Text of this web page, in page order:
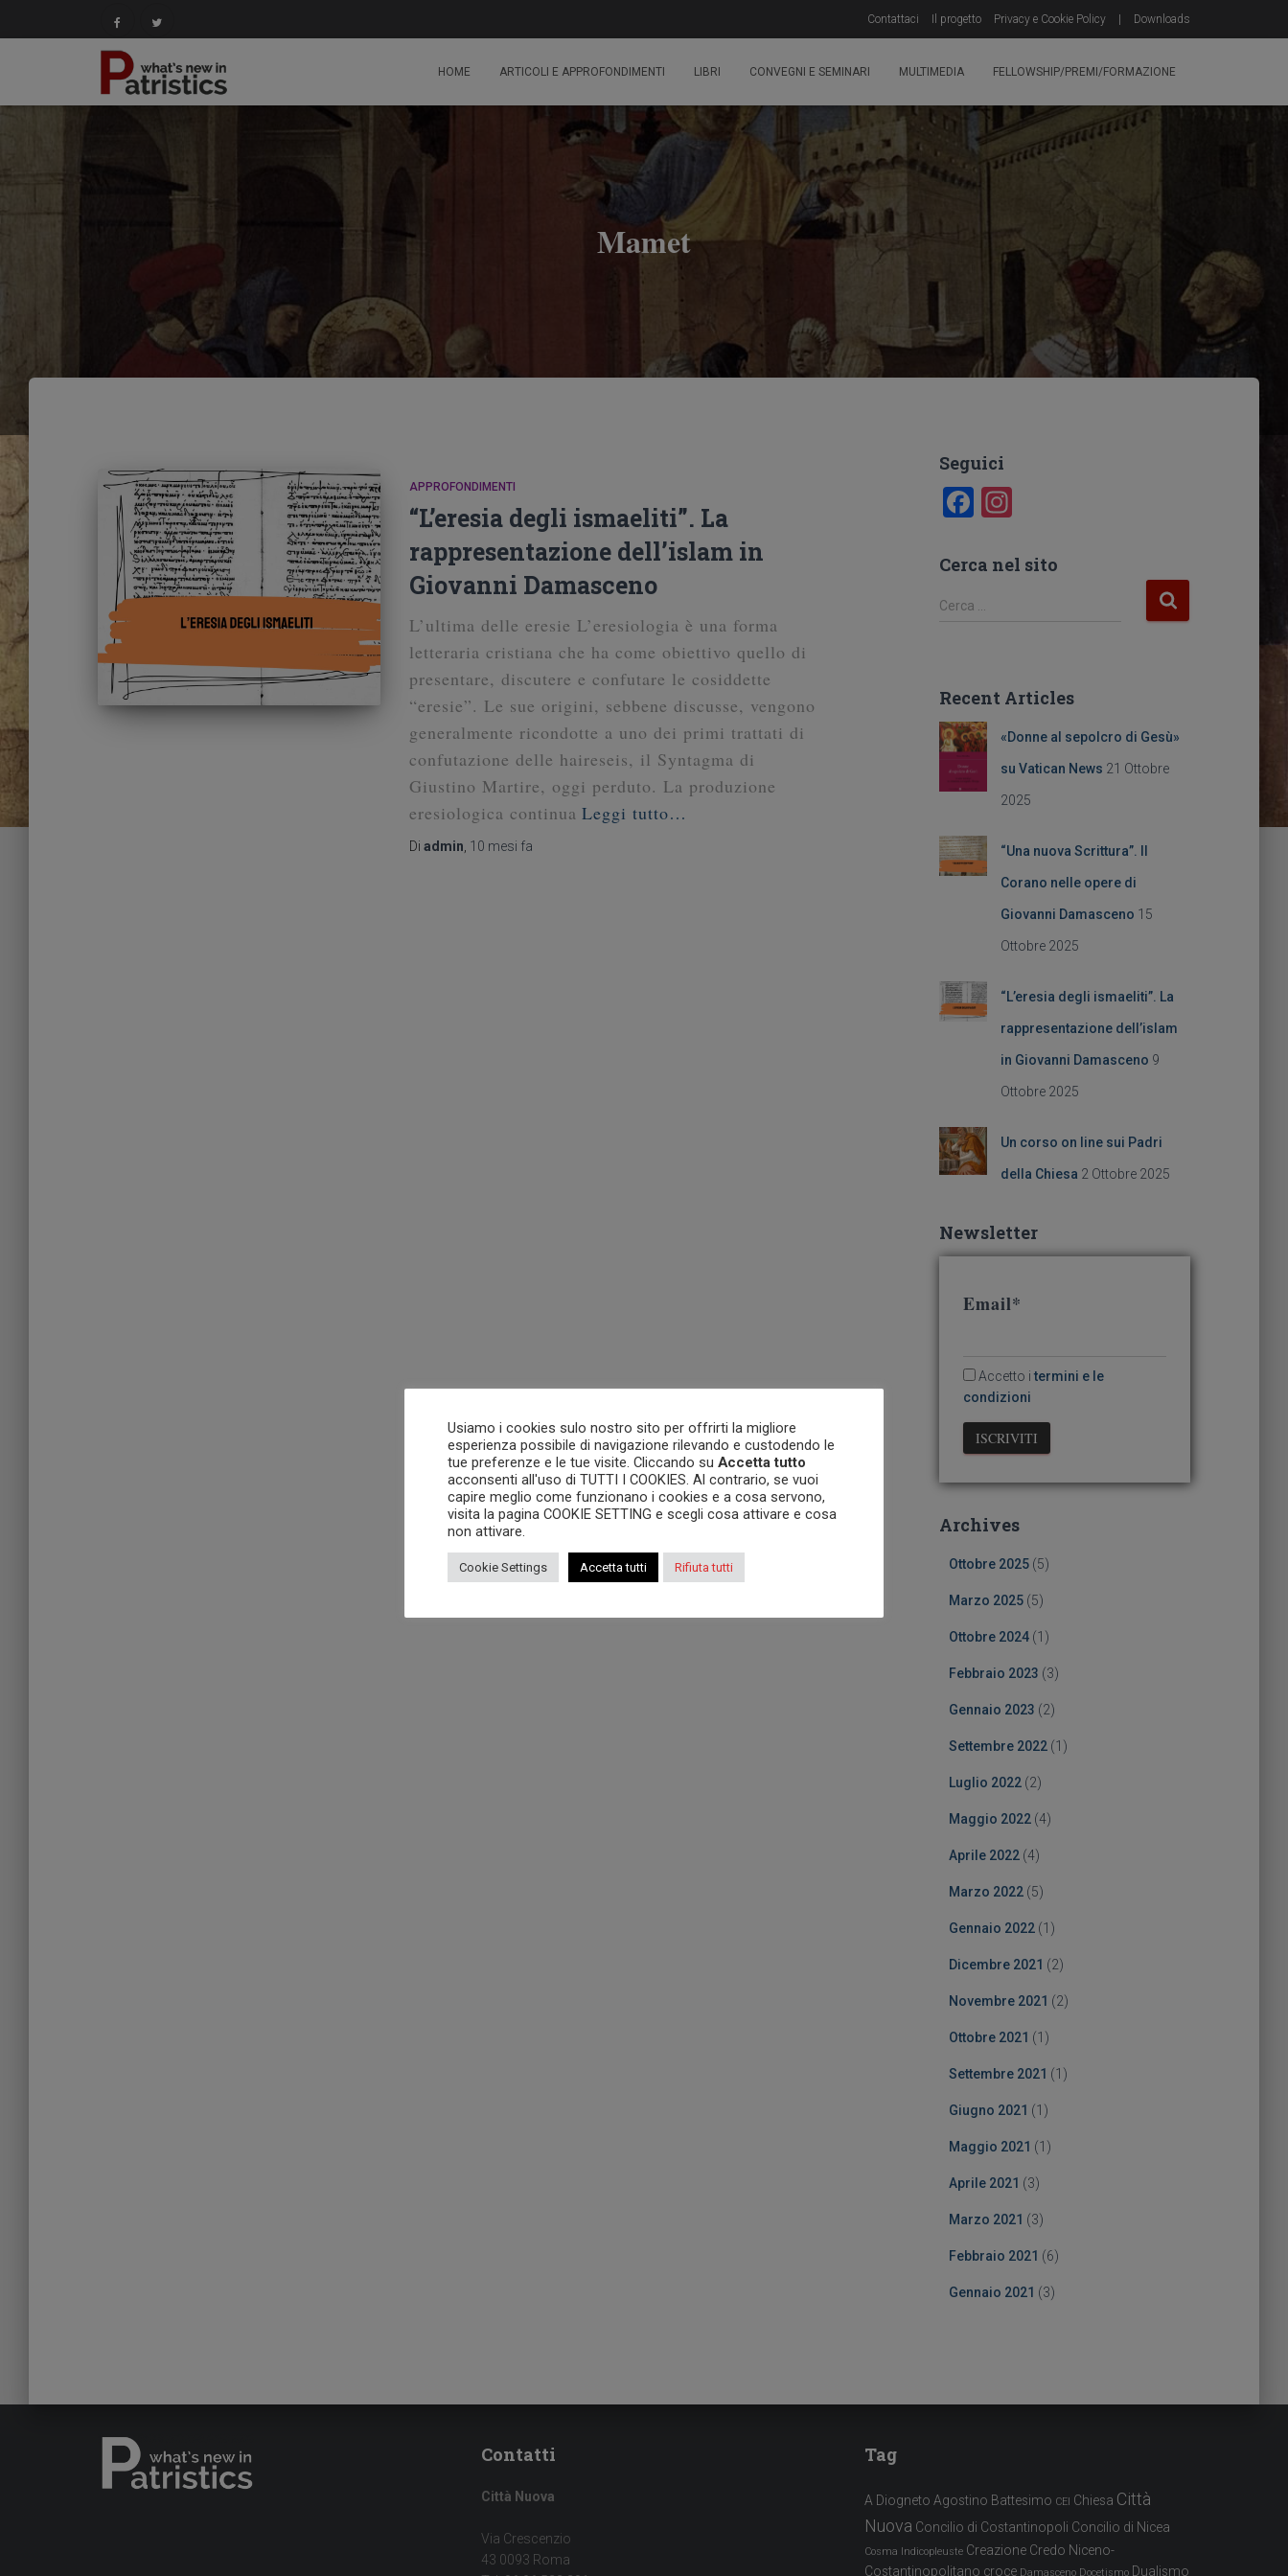
Contattaci Il progetto Privacy e Cookie Policy Downloads
HOME ARTICOLI E APPROFONDIMENTI LIBRI CONVEGNI E SEMINARI MULTIMEDIA FELLOWSHIP/PREMI/FORMAZIONE
Mamet
APPROFONDIMENTI
“L’eresia degli ismaeliti”. La
rappresentazione dell’islam in
Giovanni Damasceno
L’ultima delle eresie L’eresiologia è una forma
letteraria cristiana che ha come obiettivo quello di
presentare, discutere e confutare le cosiddette
“eresie”. Le sue origini, sebbene discusse, vengono
generalmente ricondotte a uno dei primi trattati di
confutazione delle haireseis, il Syntagma di
Giustino Martire, oggi perduto. La produzione
eresiologica continua Leggi tutto…
Di admin 10 mesi fa
Seguici
F
c
e
o
k
In
a
Cerca nel sito
R
c
a
p
Cerca …
Recent Articles
«Donne al sepolcro di Gesù»
su Vatican News 21 Ottobre
2025
“Una nuova Scrittura”. Il
Corano nelle opere di
Giovanni Damasceno 15
Ottobre 2025
“L’eresia degli ismaeliti”. La
rappresentazione dell’islam
in Giovanni Damasceno 9
Ottobre 2025
Un corso on line sui Padri
della Chiesa 2 Ottobre 2025
Newsletter
Email*
Accetto i termini e le
condizioni
Archives
Ottobre 2025(5)
Marzo 2025(5)
Ottobre 2024(1)
Febbraio 2023 (3)
Gennaio 2023 (2)
Settembre 2022(1)
Luglio 2022(2)
Maggio 2022(4)
Aprile 2022(4)
Marzo 2022(5)
Gennaio 2022(1)
Dicembre 2021 (2)
Novembre 2021 (2)
Ottobre 2021 (1)
Settembre 2021 (1)
Giugno 2021 (1)
Maggio 2021 (1)
Aprile 2021 (3)
Marzo 2021 (3)
Febbraio 2021 (6)
Gennaio 2021 (3)
Contatti
Città Nuova
Via Crescenzio
43 0093 Roma
Tag
A Diogneto Agostino Battesimo CEI Chiesa Città
Nuova Concilio di Costantinopoli Concilio di Nicea
Cosma Indicopleuste Creazione Credo Niceno-
Costantinopolitano croce Damasceno Docetismo Dualismo
Usiamo i cookies sulo nostro sito per offrirti la migliore
esperienza possibile di navigazione rilevando e custodendo le
tue preferenze e le tue visite. Cliccando su Accetta tutto
acconsenti all'uso di TUTTI I COOKIES. Al contrario, se vuoi
capire meglio come funzionano i cookies e a cosa servono,
visita la pagina COOKIE SETTING e scegli cosa attivare e cosa
non attivare.
Cookie Settings Accetta tutti Rifiuta tutti